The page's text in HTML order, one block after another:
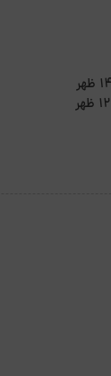
ساعت ورود 14:00 ظهر